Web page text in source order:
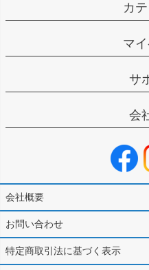
カ
マ
サ
会
会社概要
お問い合わせ
特定商取引法に基づく表示